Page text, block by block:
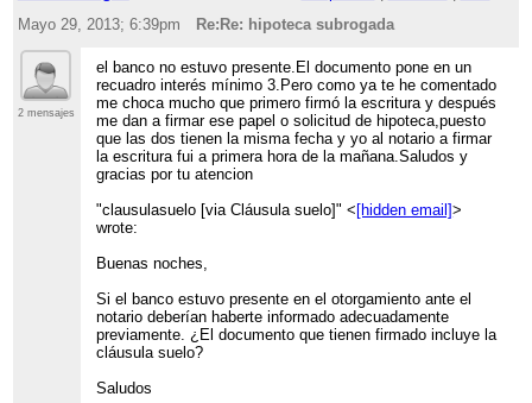
Mayo 29, 2013; 6:39pm
Re:Re: hipoteca subrogada
2 mensajes
el banco no estuvo presente.El documento pone en un
recuadro interés mínimo 3.Pero como ya te he comentado
me choca mucho que primero firmó la escritura y después
me dan a firmar ese papel o solicitud de hipoteca,puesto
que las dos tienen la misma fecha y yo al notario a firmar
la escritura fui a primera hora de la mañana.Saludos y
gracias por tu atencion
"clausulasuelo [via Cláusula suelo]" < [hidden email]>
wrote:
Buenas noches,
Si el banco estuvo presente en el otorgamiento ante el
notario deberían haberte informado adecuadamente
previamente. ¿El documento que tienen firmado incluye la
cláusula suelo?
Saludos